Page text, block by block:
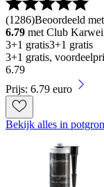
(1286)Beoordeeld
6.79 met Club Karwei
3+1 gratis3+1 gratis
3+1 gratis,
6.79
Prijs: 6.79 euro
Bekijk alles in